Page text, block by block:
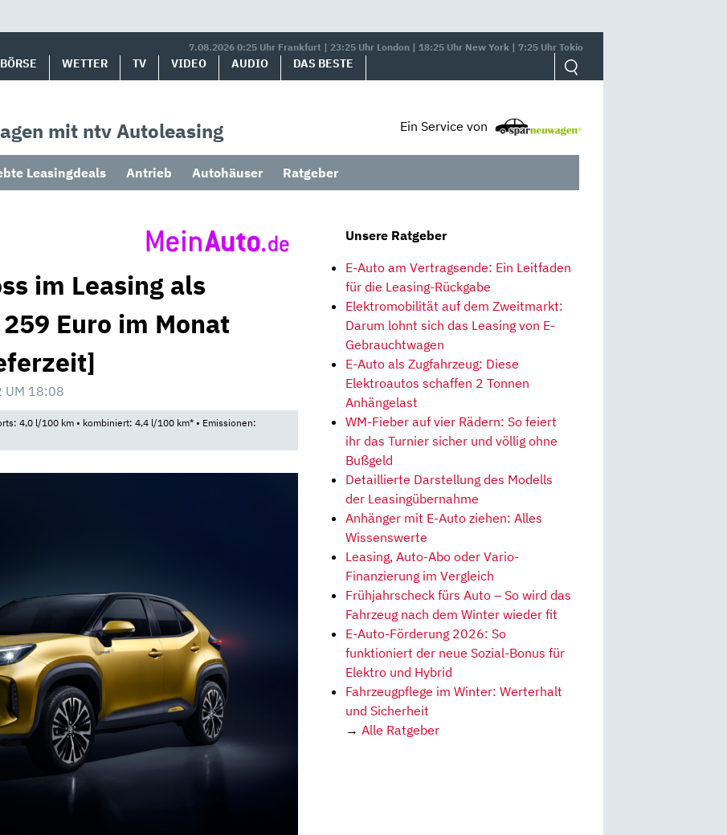
7.08.2026 0:25 Uhr Frankfurt | 23:25 Uhr London | 18:25 Uhr New York | 7:25 Uhr Tokio
BÖRSE WETTER TV VIDEO AUDIO DAS BESTE
mit ntv Autoleasing Ein Service von
Leasingdeals Antrieb Autohäuser Ratgeber
im Leasing als
Euro im Monat
UM 18:08
4,0 l/100 km • kombiniert: 4,4 l/100 km* • Emissionen:
Unsere Ratgeber
E-Auto am Vertragsende: Ein Leitfaden
für die Leasing-Rückgabe
Elektromobilität auf dem Zweitmarkt:
Darum lohnt sich das Leasing von E-
Gebrauchtwagen
E-Auto als Zugfahrzeug: Diese
Elektroautos schaffen 2 Tonnen
Anhängelast
WM-Fieber auf vier Rädern: So feiert
ihr das Turnier sicher und völlig ohne
Bußgeld
Detaillierte Darstellung des Modells
der Leasingübernahme
Anhänger mit E-Auto ziehen: Alles
Wissenswerte
Leasing, Auto-Abo oder Vario-
Finanzierung im Vergleich
Frühjahrscheck fürs Auto – So wird das
Fahrzeug nach dem Winter wieder fit
E-Auto-Förderung 2026: So
funktioniert der neue Sozial-Bonus für
Elektro und Hybrid
Fahrzeugpflege im Winter: Werterhalt
und Sicherheit
→ Alle Ratgeber